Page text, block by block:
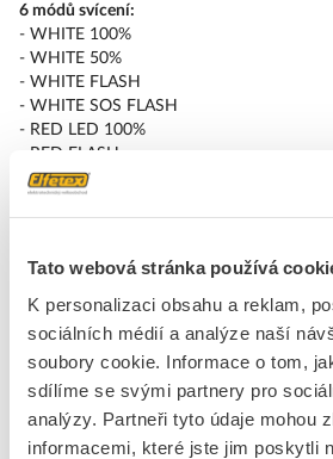
Tato webová stránka používá
K personalizaci obsahu a reklam,
sociálních médií a analýze naší
soubory cookie. Informace o tom,
sdílíme se svými partnery pro
analýzy. Partneři tyto údaje mohou
informacemi, které jste jim poskytli
6 módů svícení:
- WHITE 100%
- WHITE 50%
- WHITE FLASH
- WHITE SOS FLASH
- RED LED 100%
- RED FLASH
Kapesní svítilny
Provedení
Ostatní, jiné
Typ baterie
Ostatní, jiné
Se světelným zdrojem
Ano